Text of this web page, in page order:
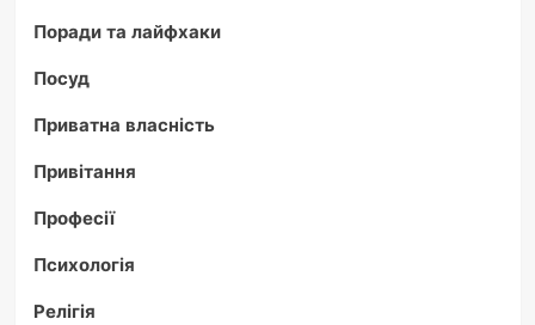
Поради та лайфхаки
Посуд
Приватна власність
Привітання
Професії
Психологія
Релігія